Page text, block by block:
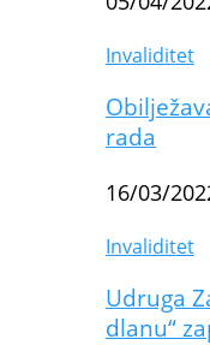
Invaliditet
rada
16/03/
Invaliditet
Udruga
dlanu“